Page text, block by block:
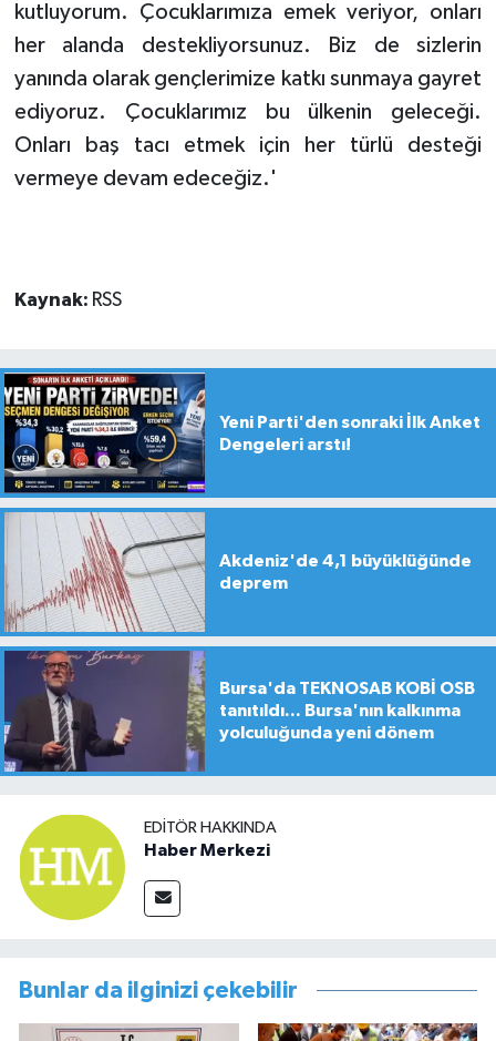
kutluyorum. Çocuklarımıza emek veriyor, onları
her alanda destekliyorsunuz. Biz de sizlerin
yanında olarak gençlerimize katkı sunmaya gayret
ediyoruz. Çocuklarımız bu ülkenin geleceği.
Onları baş tacı etmek için her türlü desteği
vermeye devam edeceğiz.'
Kaynak: RSS
Yeni Parti'den sonraki İlk Anket
Dengeleri arstı!
Akdeniz'de 4,1 büyüklüğünde
deprem
Bursa'da TEKNOSAB KOBİ OSB
tanıtıldı... Bursa'nın kalkınma
yolculuğunda yeni dönem
EDITÖR HAKKINDA
Haber Merkezi
Bunlar da ilginizi çekebilir